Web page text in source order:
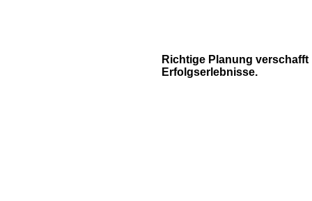
Richtige Planung verschafft
Erfolgserlebnisse.